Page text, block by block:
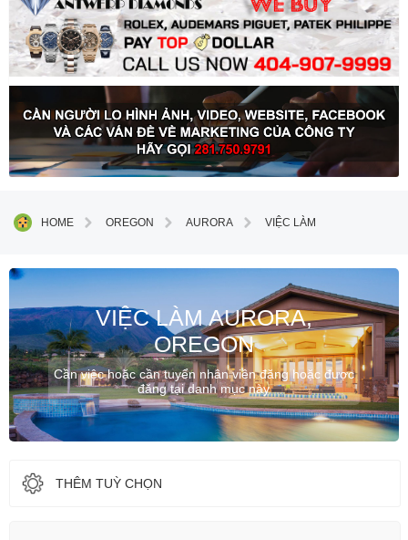
HOME OREGON AURORA VIỆC LÀM
VIỆC LÀM AURORA,
OREGON
Cần việc hoặc cần tuyển nhân viên đăng hoặc được
đăng tại danh mục này
THÊM TUỲ CHỌN